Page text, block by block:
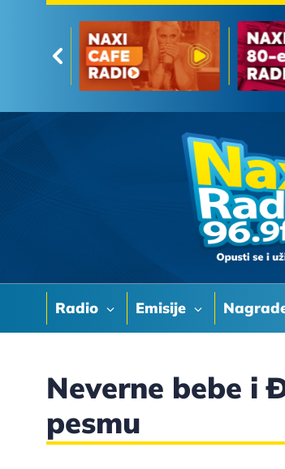
Radio Emisije
Neverne bebe i
pesmu